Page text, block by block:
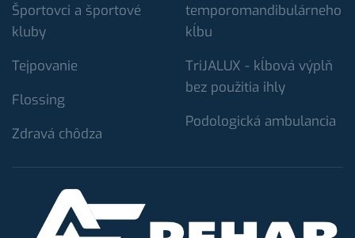
Športovci a športové
kluby
Tejpovanie
Flossing
Zdravá chôdza
temporomandibulárneho
kĺbu
TriJALUX - kĺbová výplň
bez použitia ihly
Podologická ambulancia